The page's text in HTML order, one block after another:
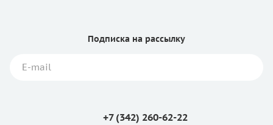
Подписка на рассылку
+7 (342) 260-62-22